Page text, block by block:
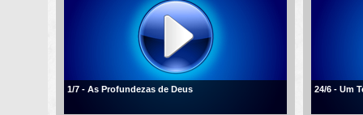
1/7 - As Profundezas de Deus 24/6 - Um